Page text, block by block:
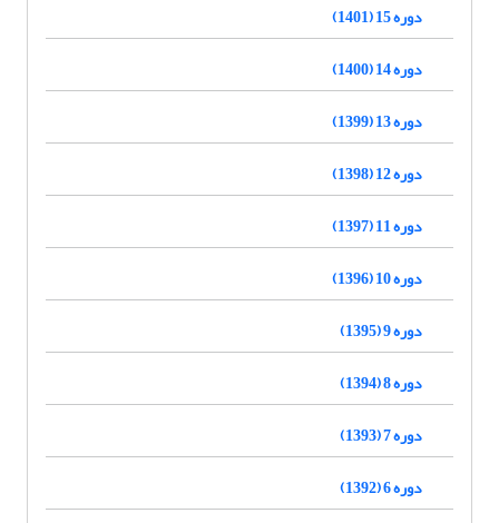
دوره 15 (1401)
دوره 14 (1400)
دوره 13 (1399)
دوره 12 (1398)
دوره 11 (1397)
دوره 10 (1396)
دوره 9 (1395)
دوره 8 (1394)
دوره 7 (1393)
دوره 6 (1392)